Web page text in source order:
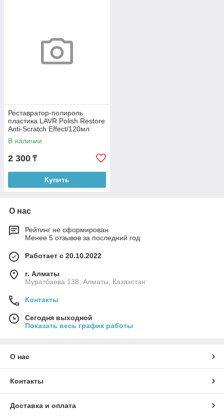
Реставратор-полироль
пластика LAVR Polish Restore
Anti-Scratch Effect/120мл
Ln1459-L
В наличии
2 300 ₸
Купить
О нас
Рейтинг не сформирован
Менее 5 отзывов за последний год
Работает с 20.10.2022
г. Алматы
Муратбаева 138, Алматы, Казахстан
Контакты
Сегодня выходной
Показать весь график работы
О нас
Контакты
Доставка и оплата